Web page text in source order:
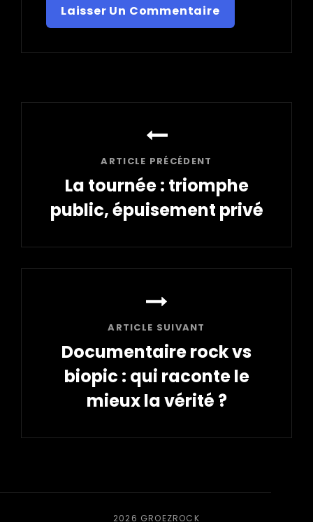
ARTICLE PRÉCÉDENT
La tournée : triomphe
public, épuisement privé
précédent
ARTICLE SUIVANT
Documentaire rock vs
biopic : qui raconte le
mieux la vérité ?
suivant
2026 GROEZROCK